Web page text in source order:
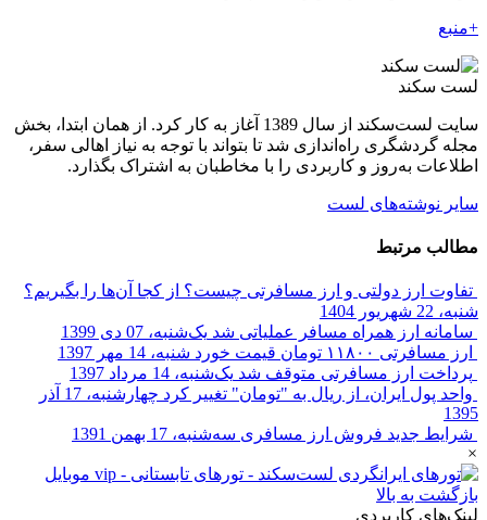
+منبع
لست سکند
سایت لست‌سکند از سال 1389 آغاز به کار کرد. از همان ابتدا، بخش
مجله گردشگری راه‌اندازی شد تا بتواند با توجه به نیاز اهالی سفر،
اطلاعات به‌روز و کاربردی را با مخاطبان به اشتراک بگذارد.
سایر نوشته‌های لست
مطالب مرتبط
تفاوت ارز دولتی و ارز مسافرتی چیست؟ از کجا آن‌ها را بگیریم؟
شنبه، 22 شهریور 1404
سامانه ارز همراه مسافر عملیاتی شد یک‌شنبه، 07 دی 1399
ارز مسافرتی ۱۱۸۰۰ تومان قیمت خورد
شنبه، 14 مهر 1397
پرداخت ارز مسافرتی متوقف شد یک‌شنبه، 14 مرداد 1397
واحد پول ایران، از ریال به "تومان" تغییر کرد
چهارشنبه، 17 آذر
1395
شرایط جدید فروش ارز مسافری سه‌شنبه، 17 بهمن 1391
×
بازگشت به بالا
لینک‌های کاربردی